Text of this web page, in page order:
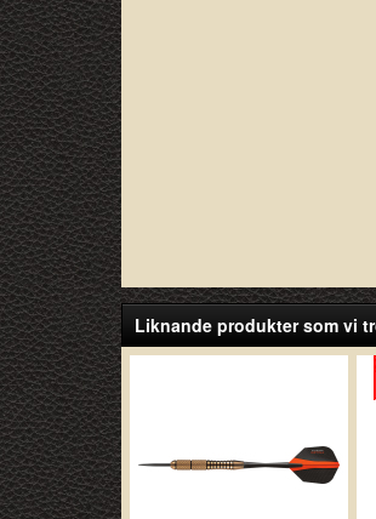
Liknande produkter som vi